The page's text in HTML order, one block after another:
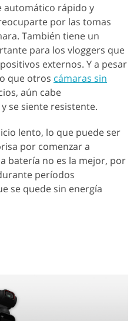
automático rápido y
por las tomas
También tiene un
para los vloggers que
externos. Y a pesar
que otros cámaras sin
aún cabe
se siente resistente.
lento, lo que puede ser
por comenzar a
batería no es la mejor, por
períodos
se quede sin energía